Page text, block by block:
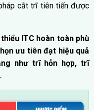
cắt trĩ tiên tiến được
ITC hoàn toàn phù
ưu tiên đạt hiệu quả
như trĩ hỗn hợp, trĩ